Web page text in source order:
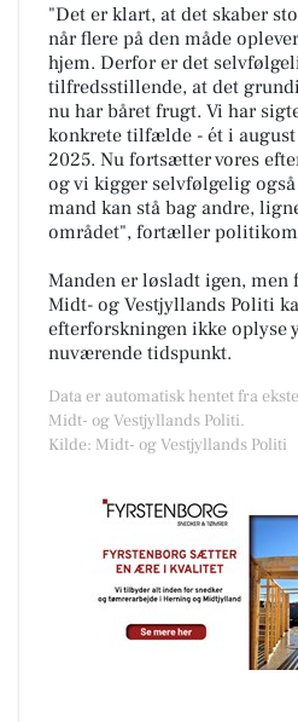
"Det er klart, at det skaber
når flere på den måde
hjem. Derfor er det
tilfredsstillende, at det
nu har båret frugt. Vi har
konkrete tilfælde - ét i
2025. Nu fortsætter vores
og vi kigger selvfølgelig
mand kan stå bag andre,
området", fortæller
Manden er løsladt igen, men
Midt- og Vestjyllands Politi
efterforskningen ikke oplyse
nuværende tidspunkt.
Data er automatisk hentet fra
Midt- og Vestjyllands Politi.
Kilde: Midt- og Vestjyllands Politi